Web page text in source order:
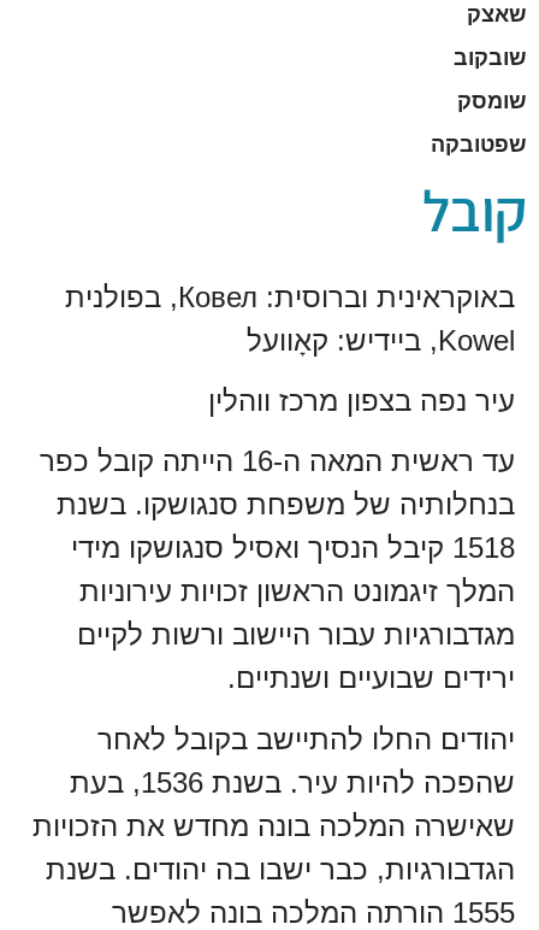
שאצק
שובקוב
שומסק
שפטובקה
קובל
באוקראינית וברוסית: Ковел, בפולנית
Kowel, ביידיש: קאָוועל
עיר נפה בצפון מרכז ווהלין
עד ראשית המאה ה-16 הייתה קובל כפר
בנחלותיה של משפחת סנגושקו. בשנת
1518 קיבל הנסיך ואסיל סנגושקו מידי
המלך זיגמונט הראשון זכויות עירוניות
מגדבורגיות עבור היישוב ורשות לקיים
ירידים שבועיים ושנתיים.
יהודים החלו להתיישב בקובל לאחר
שהפכה להיות עיר. בשנת 1536, בעת
שאישרה המלכה בונה מחדש את הזכויות
הגדבורגיות, כבר ישבו בה יהודים. בשנת
1555 הורתה המלכה בונה לאפשר